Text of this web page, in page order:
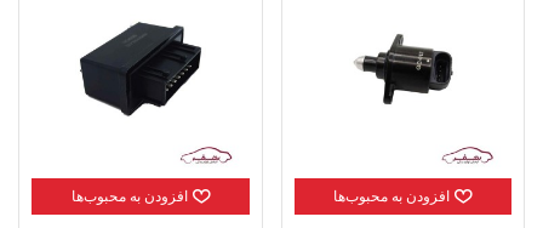
افزودن به محبوب‌ها افزودن به محبوب‌ها